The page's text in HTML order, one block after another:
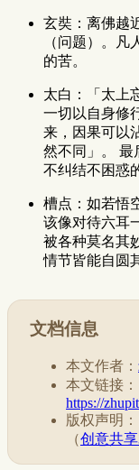
玄奘：离佛越
（问题）。
的苦。
太白：「太上
一切以自身修
来，因果可以
然不同」。 最
不纠结不困惑
槽点：如若悟
该像对待六耳
被各种莫名其
情节皆能自圆
文档信息
本文作者：
本文链接：
https://
版权声明
（创意共